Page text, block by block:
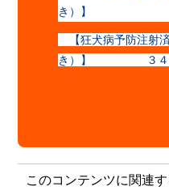
き）】 １
【狂犬病予防注射
き）】 ３４
このコンテンツに関連